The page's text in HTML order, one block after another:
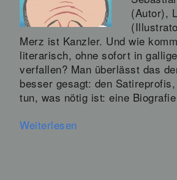
(Autor),
Merz ist Kanzler. Und wie
literarisch, ohne sofort in
verfallen? Man überlässt das
besser gesagt: den
tun, was nötig ist: eine
Weiterlesen